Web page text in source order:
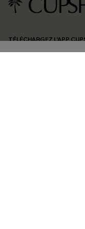
TÉLÉCHARGEZ L’APP
confidentialité
. Vous